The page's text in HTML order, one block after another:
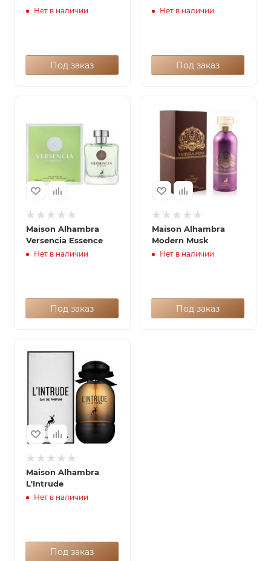
Нет в наличии
Под заказ
Нет в наличии
Под заказ
Maison Alhambra
Versencia Essence
Нет в наличии
Под заказ
Maison Alhambra
Modern Musk
Нет в наличии
Под заказ
Maison Alhambra
L'Intrude
Нет в наличии
Под заказ